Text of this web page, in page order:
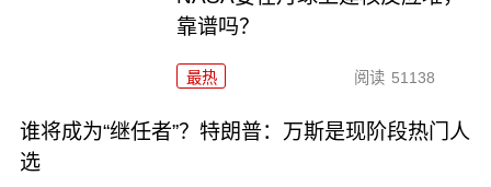
靠谱吗？
最热 阅读 51138
谁将成为“继任者”？特朗普：万斯是现阶段热门人
选